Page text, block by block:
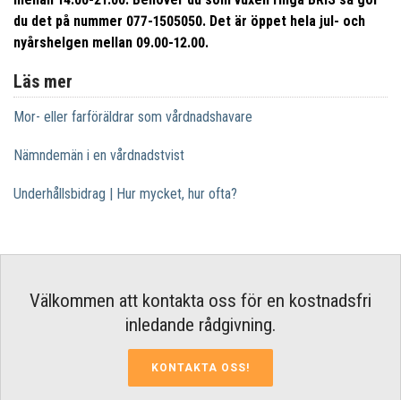
du det på nummer 077-1505050. Det är öppet hela jul- och
nyårshelgen mellan 09.00-12.00.
Läs mer
Mor- eller farföräldrar som vårdnadshavare
Nämndemän i en vårdnadstvist
Underhållsbidrag | Hur mycket, hur ofta?
Välkommen att kontakta oss för en kostnadsfri
inledande rådgivning.
KONTAKTA OSS!